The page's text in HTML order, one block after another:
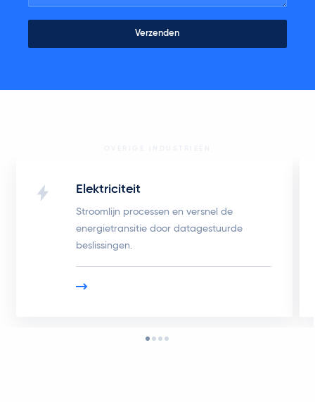
Elektriciteit
Stroomlijn processen en versnel de
energietransitie door datagestuurde
beslissingen.